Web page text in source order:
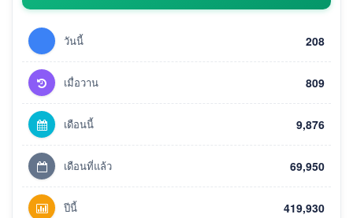
วันนี้ 208
เมื่อวาน 809
เดือนนี้ 9,876
เดือนที่แล้ว 69,950
ปีนี้ 419,930